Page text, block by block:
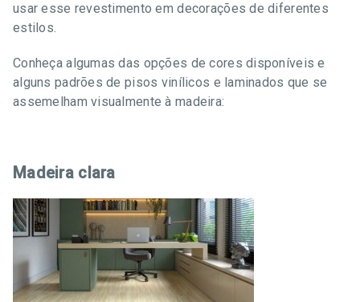
usar esse revestimento em decorações de diferentes
estilos.
Conheça algumas das opções de cores disponíveis e
alguns padrões de pisos vinílicos e laminados que se
assemelham visualmente à madeira:
Madeira clara